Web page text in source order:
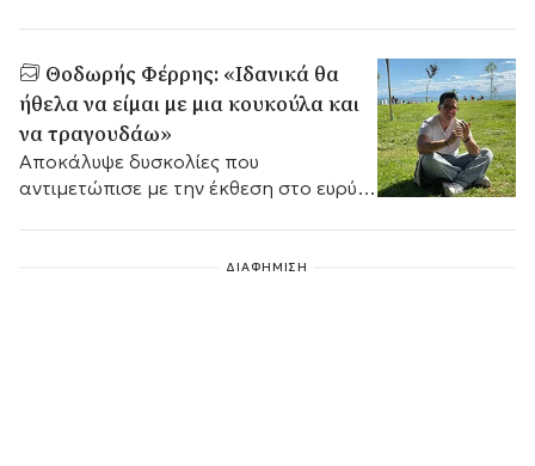
Θοδωρής Φέρρης: «Ιδανικά θα
ήθελα να είμαι με μια κουκούλα και
να τραγουδάω»
Αποκάλυψε δυσκολίες που
αντιμετώπισε με την έκθεση στο ευρύ
ΔΙΑΦΗΜΙΣΗ